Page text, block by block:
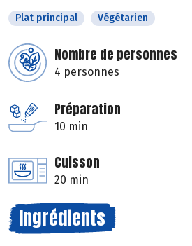
Plat principal Végétarien
Nombre de personnes
4 personnes
Préparation
10 min
Cuisson
20 min
Ingrédients